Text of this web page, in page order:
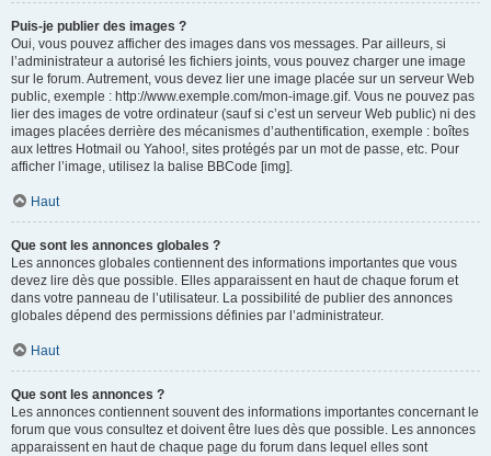
Puis-je publier des images ?
Oui, vous pouvez afficher des images dans vos messages. Par ailleurs, si
l’administrateur a autorisé les fichiers joints, vous pouvez charger une image
sur le forum. Autrement, vous devez lier une image placée sur un serveur Web
public, exemple : http://www.exemple.com/mon-image.gif. Vous ne pouvez pas
lier des images de votre ordinateur (sauf si c’est un serveur Web public) ni des
images placées derrière des mécanismes d’authentification, exemple : boîtes
aux lettres Hotmail ou Yahoo!, sites protégés par un mot de passe, etc. Pour
afficher l’image, utilisez la balise BBCode [img].
Haut
Que sont les annonces globales ?
Les annonces globales contiennent des informations importantes que vous
devez lire dès que possible. Elles apparaissent en haut de chaque forum et
dans votre panneau de l’utilisateur. La possibilité de publier des annonces
globales dépend des permissions définies par l’administrateur.
Haut
Que sont les annonces ?
Les annonces contiennent souvent des informations importantes concernant le
forum que vous consultez et doivent être lues dès que possible. Les annonces
apparaissent en haut de chaque page du forum dans lequel elles sont